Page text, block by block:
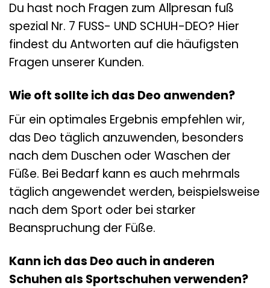
Du hast noch Fragen zum Allpresan fuß
spezial Nr. 7 FUSS- UND SCHUH-DEO? Hier
findest du Antworten auf die häufigsten
Fragen unserer Kunden.
Wie oft sollte ich das Deo anwenden?
Für ein optimales Ergebnis empfehlen wir,
das Deo täglich anzuwenden, besonders
nach dem Duschen oder Waschen der
Füße. Bei Bedarf kann es auch mehrmals
täglich angewendet werden, beispielsweise
nach dem Sport oder bei starker
Beanspruchung der Füße.
Kann ich das Deo auch in anderen
Schuhen als Sportschuhen verwenden?